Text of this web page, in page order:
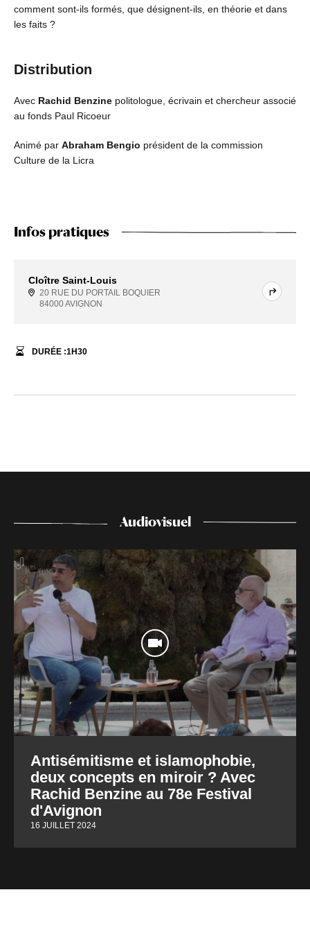
comment sont-ils formés, que désignent-ils, en théorie et dans
les faits ?
Distribution
Avec Rachid Benzine politologue, écrivain et chercheur associé
au fonds Paul Ricoeur
Animé par Abraham Bengio président de la commission
Culture de la Licra
Infos pratiques
Cloître Saint-Louis
20 RUE DU PORTAIL BOQUIER
84000 AVIGNON
DURÉE :1H30
Audiovisuel
Antisémitisme et islamophobie,
deux concepts en miroir ? Avec
Rachid Benzine au 78e Festival
d'Avignon
16 JUILLET 2024